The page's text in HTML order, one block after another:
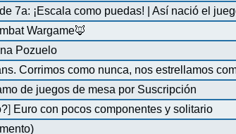
7a: ¡Escala como puedas! | Así nació el
Wargame🦊
Pozuelo
Corrimos como nunca, nos estrellamos
de juegos de mesa por Suscripción
] Euro con pocos componentes y solitario